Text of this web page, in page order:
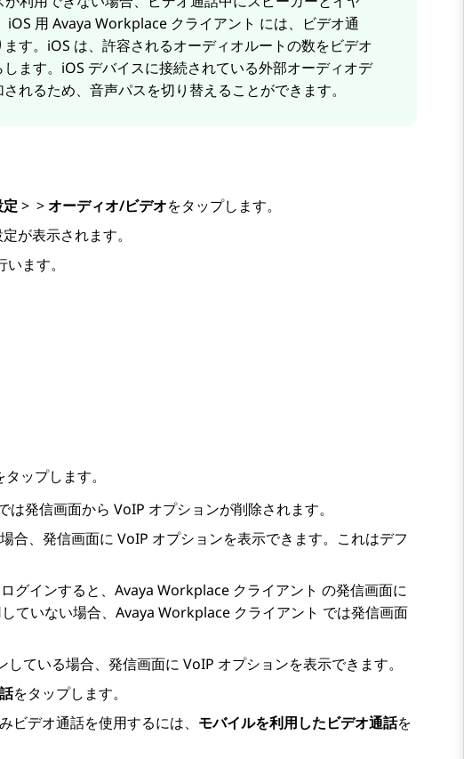
iOS 用 Avaya Workplace クライアント には、ビデオ通
す。iOS は、許容されるオーディオルートの数をビデオ
ます。iOS デバイスに接続されている外部オーディオデ
れるため、音声パスを切り替えることができます。
> >オーディオ/ビデオをタップします。
が表示されます。
ます。
ップします。
は発信画面から VoIP オプションが削除されます。
合、 発信画面に VoIP オプションを表示できます。これはデフ
グインすると、 Avaya Workplace クライアント の発信画面に
ていない場合、 Avaya Workplace クライアント では発信画面
ている場合、 発信画面に VoIP オプションを表示できます。
をタップします。
デオ通話を使用するには、 モバイルを利用したビデオ通話を